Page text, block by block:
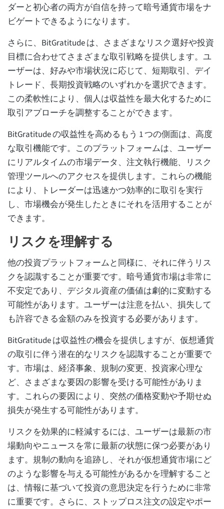
ダーと初心者の両方が自信を持って暗号通貨市場をナ
ビゲートできるようになります。
さらに、BitGratitude は、さまざまなリスク選好や投資
目標に合わせてさまざまな取引戦略を提供します。ユ
ーザーは、好みや市場状況に応じて、短期取引、デイ
トレード、長期投資戦略のいずれかを選択できます。
この柔軟性により、個人は収益性を最大化するために
取引アプローチを調整することができます。
BitGratitude の収益性を高めるもう 1 つの側面は、高度
な取引機能です。このプラットフォームは、ユーザー
にリアルタイムの市場データ、注文執行機能、リスク
管理ツールへのアクセスを提供します。これらの機能
により、トレーダーは迅速かつ効率的に取引を実行
し、市場機会が発生したときにそれを活用することが
できます。
リスクを理解する
他の投資プラットフォームと同様に、それに伴うリス
クを認識することが重要です。暗号通貨市場は非常に
不安定であり、デジタル資産の価値は劇的に変動する
可能性があります。ユーザーは注意を払い、損失して
も許容できる金額のみを投資する必要があります。
BitGratitude は収益性の機会を提供しますが、仮想通貨
の取引に伴う潜在的なリスクを認識することが重要で
す。市場は、経済事象、規制の変更、投資家心理な
ど、さまざまな要因の影響を受ける可能性がありま
す。これらの要因により、突然の価格変動や予期せぬ
損失が発生する可能性があります。
リスクを効果的に軽減するには、ユーザーは最新の市
場動向やニュースを常に最新の状態に保つ必要があり
ます。規制の動向を追跡し、それが仮想通貨市場にど
のような影響を与える可能性があるかを理解すること
は、情報に基づいて投資の意思決定を行うために非常
に重要です。さらに、ストップロス注文の設定やポー